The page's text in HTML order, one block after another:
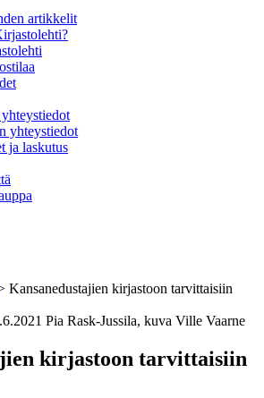
artikkelit
yhteystiedot
ja laskutus
Kansanedustajien kirjastoon tarvittaisiin
Pia Rask-Jussila, kuva Ville Vaarne
kirjastoon tarvittaisiin